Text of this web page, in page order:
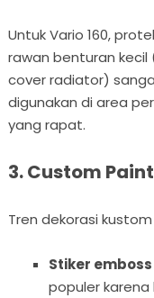
Untuk Vario 160,
rawan benturan kecil
cover radiator)
digunakan di area
yang rapat.
3. Custom
Tren dekorasi
Stiker
populer